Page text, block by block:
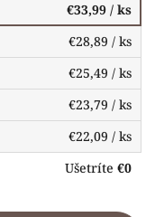
€33,99 / ks
€28,89 / ks
€25,49 / ks
€23,79 / ks
€22,09 / ks
Ušetríte €0